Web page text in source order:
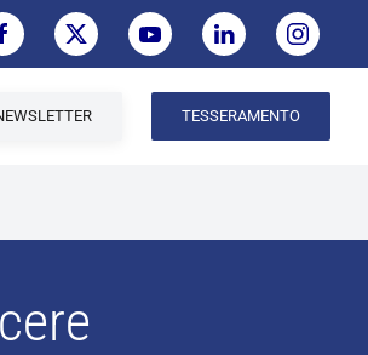
TESSERAMENTO